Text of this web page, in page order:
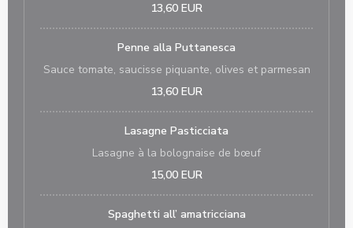
13,60 EUR
Penne alla Puttanesca
Sauce tomate, saucisse piquante, olives et parmesan
13,60 EUR
Lasagne Pasticciata
Lasagne à la bolognaise de bœuf
15,00 EUR
Spaghetti all’ amatricciana